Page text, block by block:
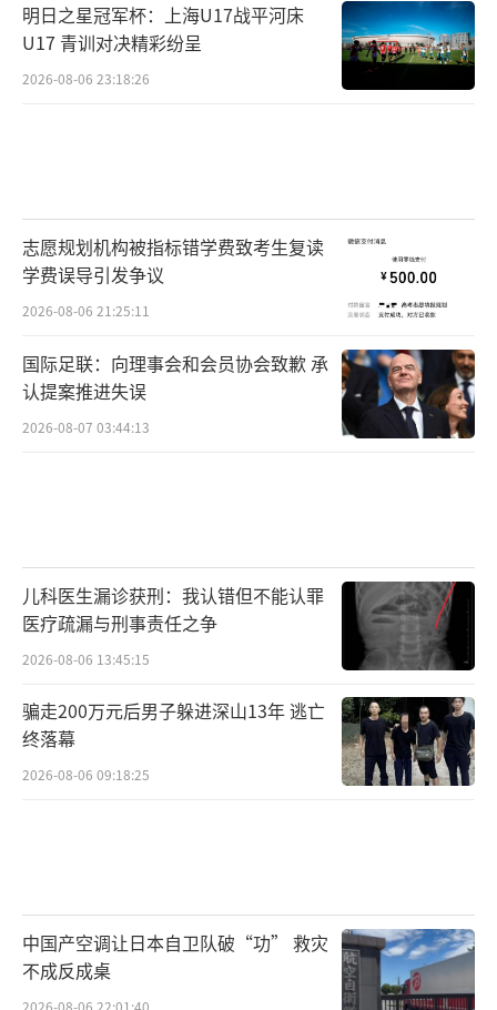
明日之星冠军杯：上海U17战平河床
U17 青训对决精彩纷呈
2026-08-06 23:18:26
志愿规划机构被指标错学费致考生复读
学费误导引发争议
2026-08-06 21:25:11
国际足联：向理事会和会员协会致歉 承
认提案推进失误
2026-08-07 03:44:13
儿科医生漏诊获刑：我认错但不能认罪
医疗疏漏与刑事责任之争
2026-08-06 13:45:15
骗走200万元后男子躲进深山13年 逃亡
终落幕
2026-08-06 09:18:25
中国产空调让日本自卫队破“功” 救灾
不成反成桌